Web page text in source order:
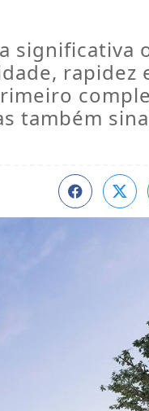
significativa
rapidez
também